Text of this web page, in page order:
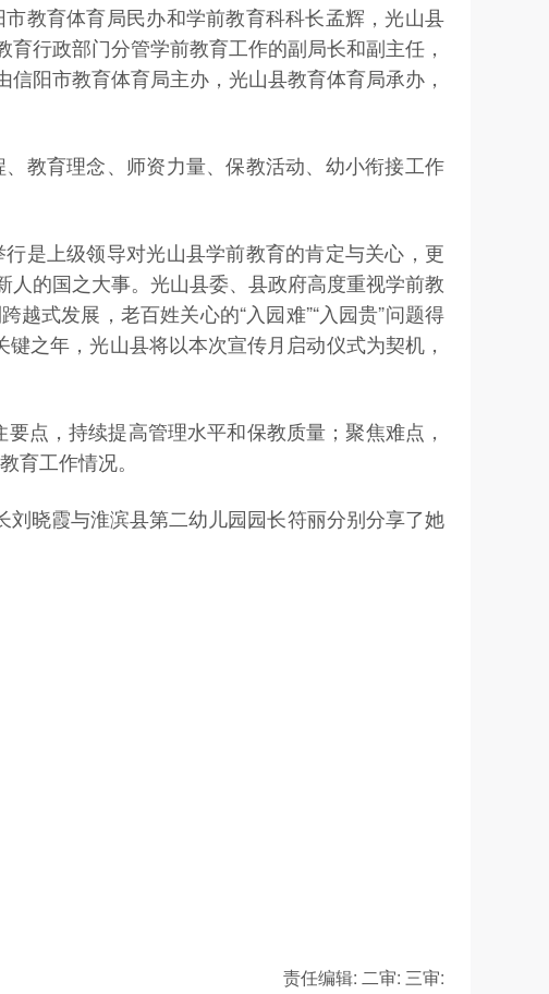
教育体育局民办和学前教育科科长孟辉，光山县
行政部门分管学前教育工作的副局长和副主任，
阳市教育体育局主办，光山县教育体育局承办，
教育理念、师资力量、保教活动、幼小衔接工作
是上级领导对光山县学前教育的肯定与关心，更
的国之大事。光山县委、县政府高度重视学前教
式发展，老百姓关心的“入园难”“入园贵”问题得
之年，光山县将以本次宣传月启动仪式为契机，
点，持续提高管理水平和保教质量；聚焦难点，
育工作情况。
刘晓霞与淮滨县第二幼儿园园长符丽分别分享了她
责任编辑: 二审: 三审: